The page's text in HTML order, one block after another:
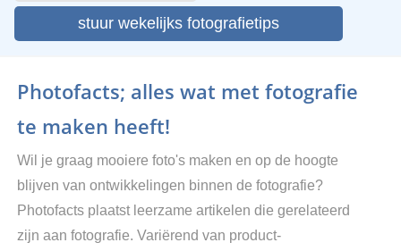
stuur wekelijks fotografietips
Photofacts; alles wat met fotografie
te maken heeft!
Wil je graag mooiere foto's maken en op de hoogte
blijven van ontwikkelingen binnen de fotografie?
Photofacts plaatst leerzame artikelen die gerelateerd
zijn aan fotografie. Variërend van product-